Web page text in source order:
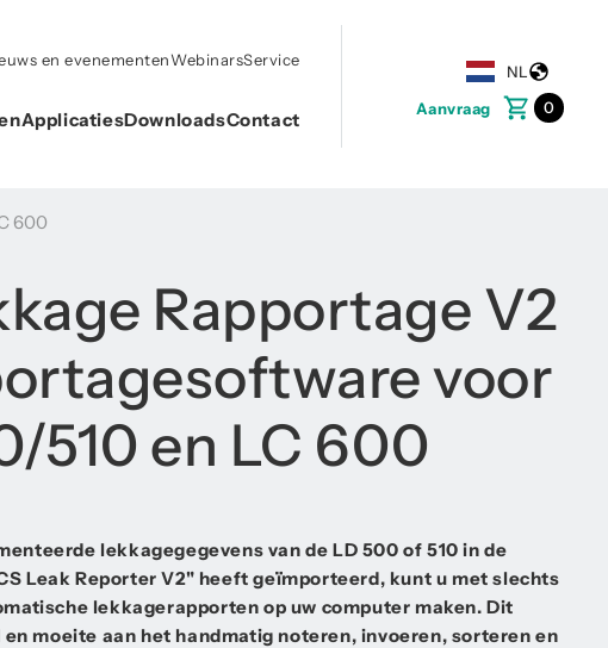
NL
Aanvraag
0
en evenementenWebinarsService
ApplicatiesDownloadsContact
600
Rapportage V2
voor
510 en LC 600
lekkagegegevens van de LD 500 of 510 in de
Leak Reporter V2" heeft geïmporteerd, kunt u met slechts
lekkagerapporten op uw computer maken. Dit
moeite aan het handmatig noteren, invoeren, sorteren en